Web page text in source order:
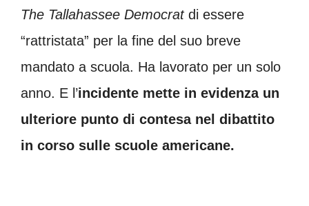
The Tallahassee Democratdi essere
“rattristata” per la fine del suo breve
mandato a scuola. Ha lavorato per un solo
anno. E l’incidente mette in evidenza un
ulteriore punto di contesa nel dibattito
in corso sulle scuole americane.